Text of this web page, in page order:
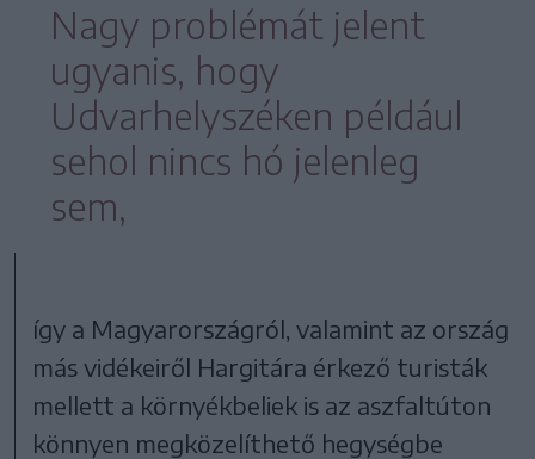
Nagy problémát jelent
ugyanis, hogy
Udvarhelyszéken például
sehol nincs hó jelenleg
sem,
így a Magyarországról, valamint az ország
más vidékeiről Hargitára érkező turisták
mellett a környékbeliek is az aszfaltúton
könnyen megközelíthető hegységbe